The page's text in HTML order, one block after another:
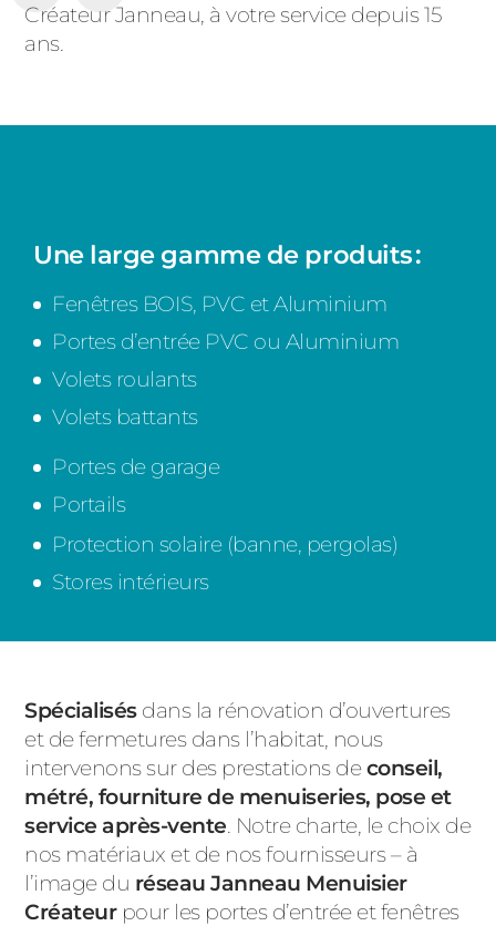
Créateur Janneau, à votre service depuis 15
ans.
Une large gamme de produits :
Fenêtres BOIS, PVC et Aluminium
Portes d’entrée PVC ou Aluminium
Volets roulants
Volets battants
Portes de garage
Portails
Protection solaire (banne, pergolas)
Stores intérieurs
Spécialisés dans la rénovation d’ouvertures
et de fermetures dans l’habitat, nous
intervenons sur des prestations deconseil,
métré, fourniture de menuiseries, pose et
service après-vente . Notre charte, le choix de
nos matériaux et de nos fournisseurs – à
l’image du réseau Janneau Menuisier
Créateurpour les portes d’entrée et fenêtres